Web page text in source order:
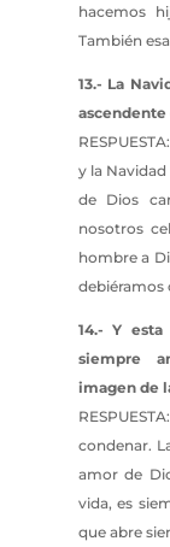
hacemos
También
13.- La
y la
de Dios
nosotros
hombre a
debiéramos
14.- Y
siempre
imagen de
condenar.
amor de
vida, es
que abre